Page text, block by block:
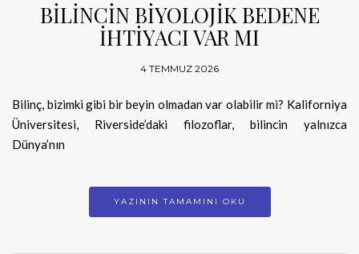
BİLİNCİN BİYOLOJİK BEDENE
İHTİYACI VAR MI
4 TEMMUZ 2026
Bilinç, bizimki gibi bir beyin olmadan var olabilir mi? Kaliforniya
Üniversitesi, Riverside’daki filozoflar, bilincin yalnızca
Dünya’nın
YAZININ TAMAMINI OKU